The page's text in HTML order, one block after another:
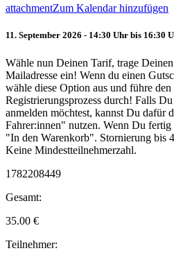
attachmentZum Kalendar hinzufügen
11. September 2026 - 14:30 Uhr bis 16:30
Wähle nun Deinen Tarif, trage
Mailadresse ein! Wenn du einen
wähle diese Option aus und führe
Registrierungsprozess durch! Falls
anmelden möchtest, kannst Du dafür
Fahrer:innen" nutzen. Wenn Du
"In den Warenkorb". Stornierung bis
Keine Mindestteilnehmerzahl.
1782208449
Gesamt:
35.00 €
Teilnehmer: